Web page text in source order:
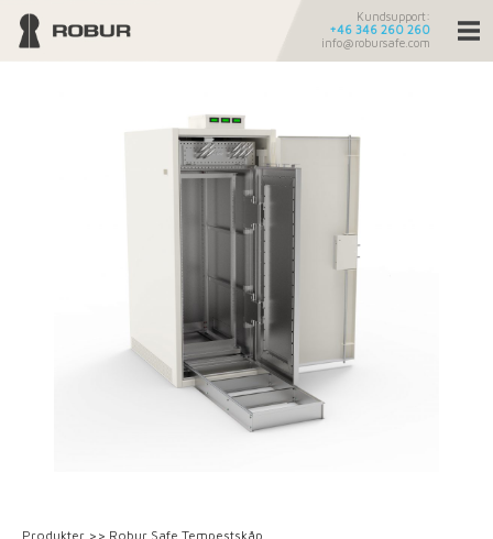
Kundsupport:
+46 346 260 260
info@robursafe.com
Produkter >> Robur Safe Tempestskåp